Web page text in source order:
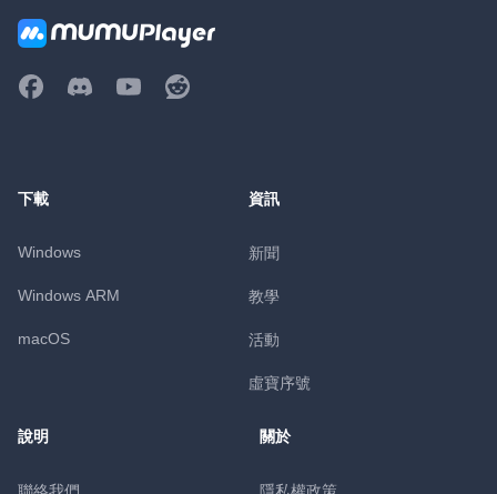
下載
Windows
Windows ARM
macOS
資訊
新聞
教學
活動
虛寶序號
說明
聯絡我們
關於
隱私權政策